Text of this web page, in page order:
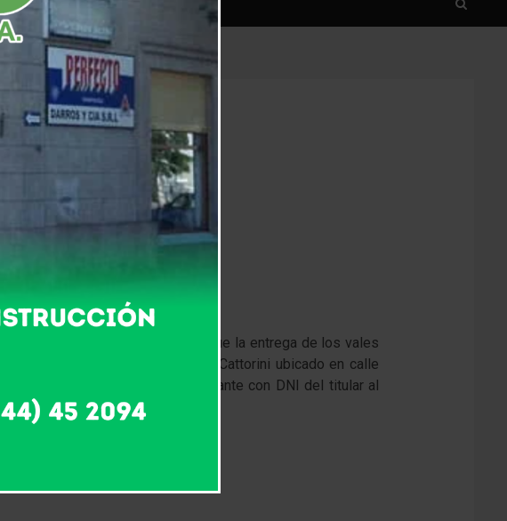
Alimentario Municipal (CAM) que la entrega de los vales
11 en el depósito del edificio Cattorini ubicado en calle
con DNI o enviar a un representante con DNI del titular al